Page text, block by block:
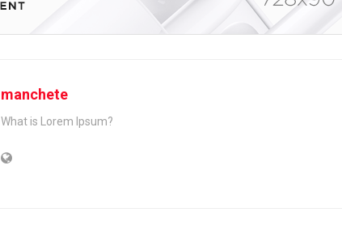
manchete
What is Lorem Ipsum?